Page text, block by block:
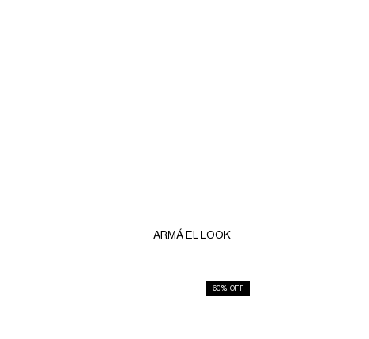
ARMÁ EL LOOK
60% OFF